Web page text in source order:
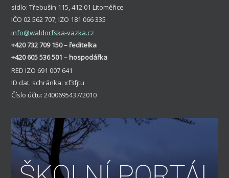
sídlo: Třebušín 115, 412 01 Litoměřice
IČO 02 562 707; IZO 181 066 335
info@waldorfska-vazka.cz
+420 732 709 150 – ředitelka
+420 605 536 501 – hospodářka
RED IZO 691 007 641
ID dat. schránka: xf3fjtu
Číslo účtu: 2400695437/2010